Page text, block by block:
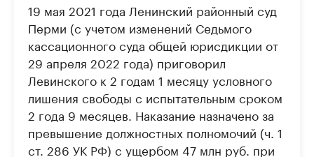
19 мая 2021 года Ленинский районный суд
Перми (с учетом изменений Седьмого
кассационного суда общей юрисдикции от
29 апреля 2022 года) приговорил
Левинского к 2 годам 1 месяцу условного
лишения свободы с испытательным сроком
2 года 9 месяцев. Наказание назначено за
превышение должностных полномочий (ч. 1
ст. 286 УК РФ) с ущербом 47 млн руб. при